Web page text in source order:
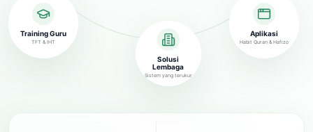
Training Guru
TFT & IHT
Solusi
Lembaga
Sistem yang terukur
Aplikasi
Habit Quran & Hafizo